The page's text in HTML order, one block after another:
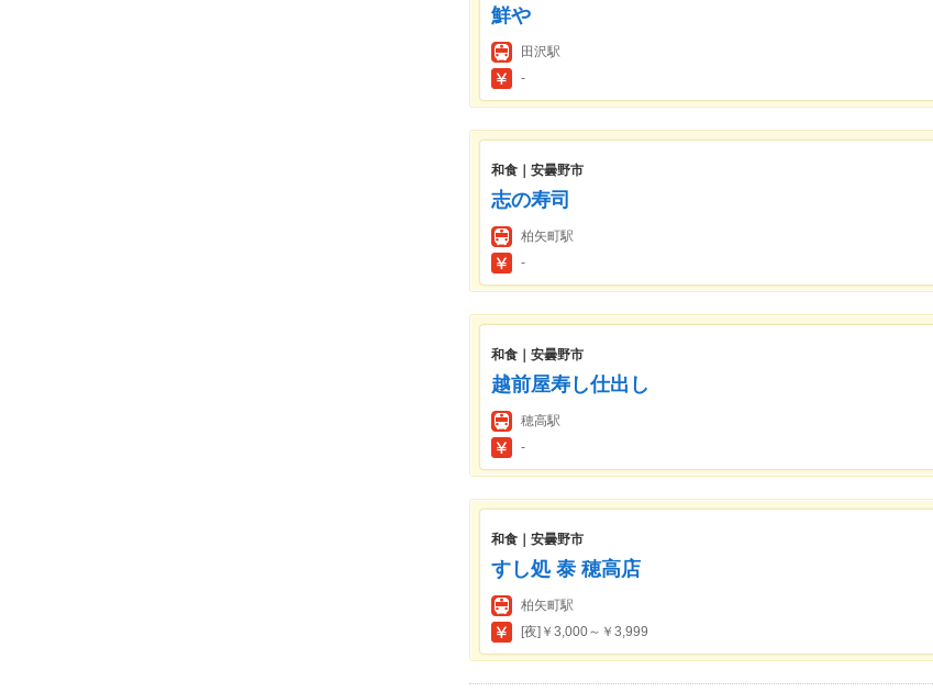
鮮や
田沢駅
-
和食｜安曇野市
志の寿司
柏矢町駅
-
和食｜安曇野市
越前屋寿し仕出し
穂高駅
-
和食｜安曇野市
すし処 泰 穂高店
柏矢町駅
[夜]￥3,000～￥3,999